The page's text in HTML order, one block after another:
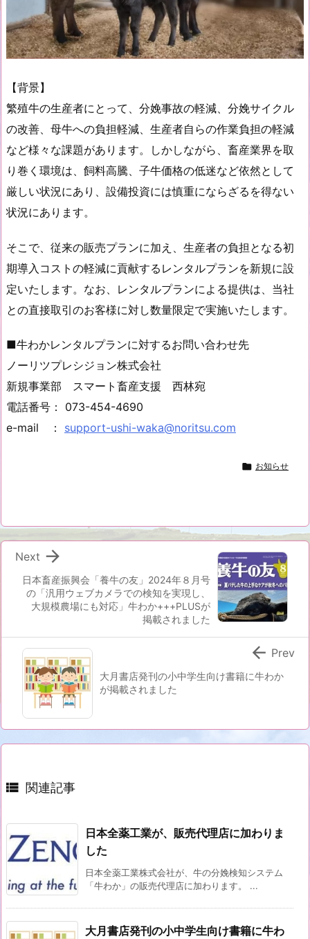
【背景】
繁殖牛の生産者にとって、分娩事故の軽減、分娩サイクル
の改善、母牛への負担軽減、生産者自らの作業負担の軽減
など様々な課題があります。しかしながら、畜産業界を取
り巻く環境は、飼料高騰、子牛価格の低迷など依然として
厳しい状況にあり、設備投資には慎重にならざるを得ない
状況にあります。
そこで、従来の販売プランに加え、生産者の負担となる初
期導入コストの軽減に貢献するレンタルプランを新規に設
定いたします。なお、レンタルプランによる提供は、当社
との直接取引のお客様に対し数量限定で実施いたします。
■牛わかレンタルプランに対するお問い合わせ先
ノーリツプレシジョン株式会社
新規事業部 スマート畜産支援 西林宛
電話番号： 073-454-4690
e-mail ： support-ushi-waka@noritsu.com
 お知らせ
日本畜産振興会「養牛の友」2024年８月号
の「汎用ウェブカメラでの検知を実現し、
大規模農場にも対応」牛わか+++PLUSが
掲載されました

Next
大月書店発刊の小中学生向け書籍に牛わか
が掲載されました
 Prev
 関連記事
日本全薬工業が、販売代理店に加わりま
した
日本全薬工業株式会社が、牛の分娩検知システム
「牛わか」の販売代理店に加わります。 ...
大月書店発刊の小中学生向け書籍に牛わ